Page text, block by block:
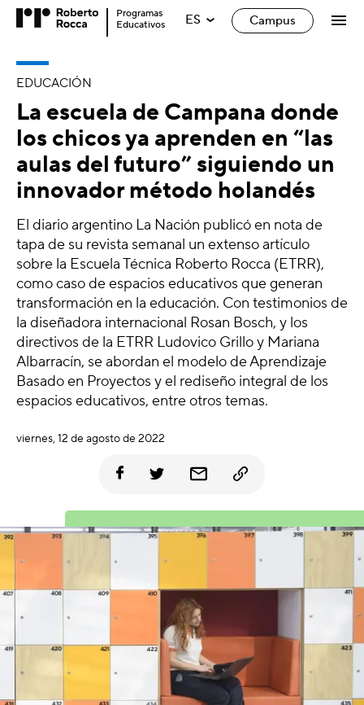
Programas
Educativos
ES Campus
EDUCACIÓN
La escuela de Campana donde
los chicos ya aprenden en “las
aulas del futuro” siguiendo un
innovador método holandés
El diario argentino La Nación publicó en nota de
tapa de su revista semanal un extenso artículo
sobre la Escuela Técnica Roberto Rocca (ETRR),
como caso de espacios educativos que generan
transformación en la educación. Con testimonios de
la diseñadora internacional Rosan Bosch, y los
directivos de la ETRR Ludovico Grillo y Mariana
Albarracín, se abordan el modelo de Aprendizaje
Basado en Proyectos y el rediseño integral de los
espacios educativos, entre otros temas.
viernes, 12 de agosto de 2022